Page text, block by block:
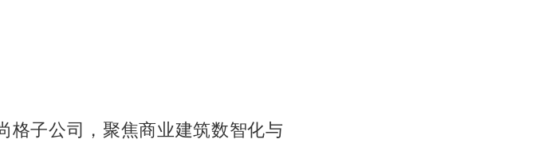
格子公司，聚焦商业建筑数智化与